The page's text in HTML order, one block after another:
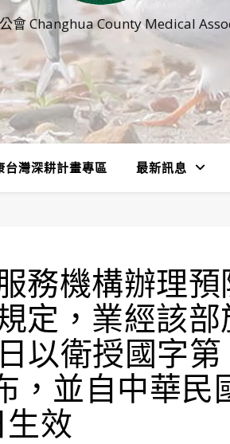
會 Changhua County Medical
台灣深耕計畫專區 最新訊息
務機構辦理預
定，業經該部
以衛授國字第
，並自中華民
生效